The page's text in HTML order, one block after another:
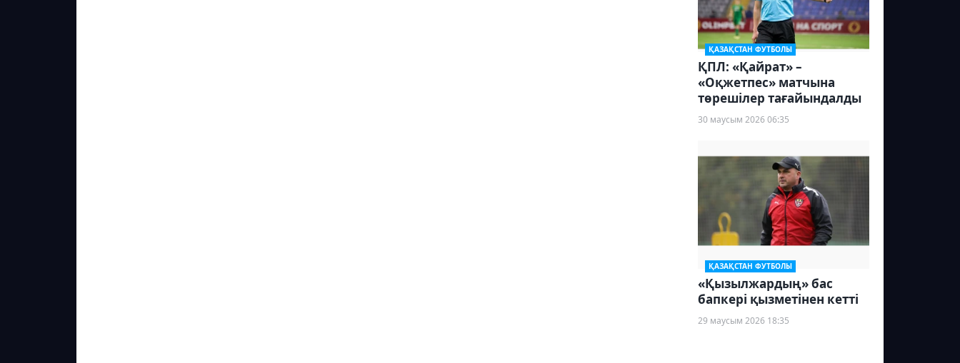
ҚАЗАҚСТАН ФУТБОЛЫ
ҚПЛ: «Қайрат» –
«Оқжетпес» матчына
төрешілер тағайындалды
30 маусым 2026 06:35
ҚАЗАҚСТАН ФУТБОЛЫ
«Қызылжардың» бас
бапкері қызметінен кетті
29 маусым 2026 18:35